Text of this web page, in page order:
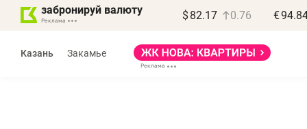
забронируй валюту $ 82.17 0.76 €
Казань Закамье